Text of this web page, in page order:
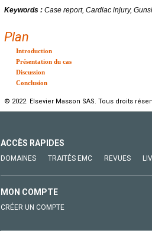
Keywords : Case report, Cardiac injury,
Plan
Introduction
Présentation du cas
Discussion
Conclusion
© 2022 Elsevier Masson SAS. Tous droits
ACCÈS RAPIDES
DOMAINES TRAITÉS EMC REVUES
MON COMPTE
CRÉER UN COMPTE